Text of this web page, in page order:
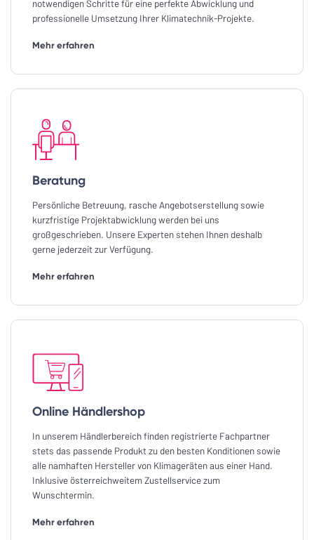
notwendigen Schritte für eine perfekte Abwicklung und
professionelle Umsetzung Ihrer Klimatechnik-Projekte.
Mehr erfahren
Beratung
Persönliche Betreuung, rasche Angebotserstellung sowie
kurzfristige Projektabwicklung werden bei uns
großgeschrieben. Unsere Experten stehen Ihnen deshalb
gerne jederzeit zur Verfügung.
Mehr erfahren
Online Händlershop
In unserem Händlerbereich finden registrierte Fachpartner
stets das passende Produkt zu den besten Konditionen sowie
alle namhaften Hersteller von Klimageräten aus einer Hand.
Inklusive österreichweitem Zustellservice zum
Wunschtermin.
Mehr erfahren